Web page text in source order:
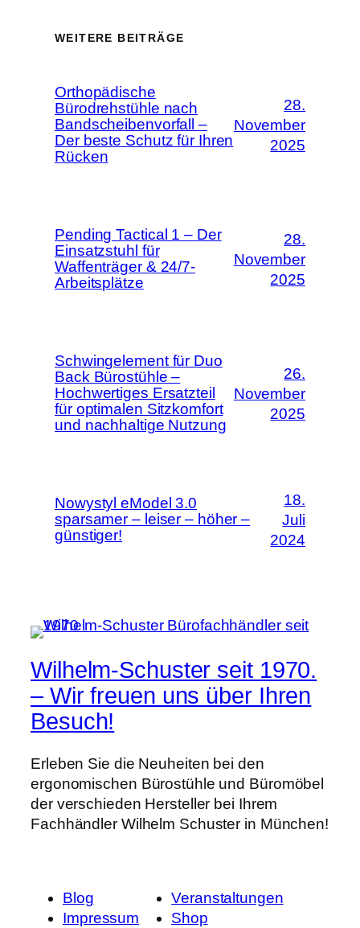
WEITERE BEITRÄGE
Orthopädische
Bürodrehstühle nach
Bandscheibenvorfall –
Der beste Schutz für Ihren
Rücken
28.
November
2025
Pending Tactical 1 – Der
Einsatzstuhl für
Waffenträger & 24/7-
Arbeitsplätze
28.
November
2025
Schwingelement für Duo
Back Bürostühle –
Hochwertiges Ersatzteil
für optimalen Sitzkomfort
und nachhaltige Nutzung
26.
November
2025
Nowystyl eModel 3.0
sparsamer – leiser – höher –
günstiger!
18.
Juli
2024
Wilhelm-Schuster seit 1970.
– Wir freuen uns über Ihren
Besuch!
Erleben Sie die Neuheiten bei den
ergonomischen Bürostühle und Büromöbel
der verschieden Hersteller bei Ihrem
Fachhändler Wilhelm Schuster in München!
Blog
Impressum
Veranstaltungen
Shop